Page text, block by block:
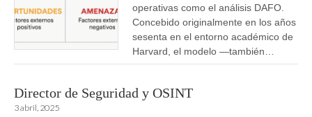
operativas como el análisis DAFO.
Concebido originalmente en los años
sesenta en el entorno académico de
Harvard, el modelo —también…
Director de Seguridad y OSINT
3 abril, 2025